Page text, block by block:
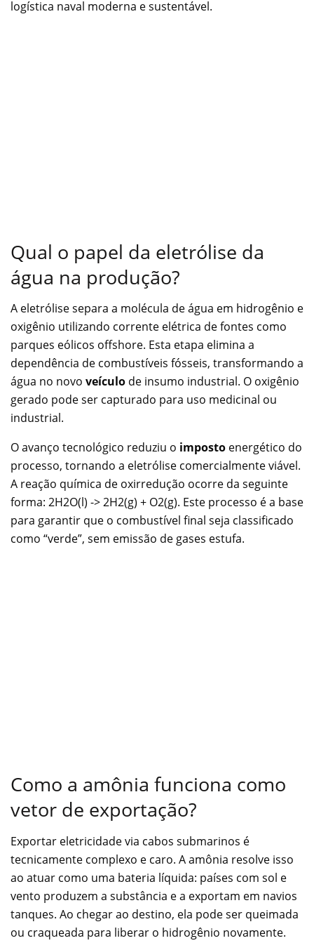
logística naval moderna e sustentável.
Qual o papel da eletrólise da
água na produção?
A eletrólise separa a molécula de água em hidrogênio e
oxigênio utilizando corrente elétrica de fontes como
parques eólicos offshore. Esta etapa elimina a
dependência de combustíveis fósseis, transformando a
água no novo veículo de insumo industrial. O oxigênio
gerado pode ser capturado para uso medicinal ou
industrial.
O avanço tecnológico reduziu o imposto energético do
processo, tornando a eletrólise comercialmente viável.
A reação química de oxirredução ocorre da seguinte
forma: 2H2O(l) -> 2H2(g) + O2(g). Este processo é a base
para garantir que o combustível final seja classificado
como “verde”, sem emissão de gases estufa.
Como a amônia funciona como
vetor de exportação?
Exportar eletricidade via cabos submarinos é
tecnicamente complexo e caro. A amônia resolve isso
ao atuar como uma bateria líquida: países com sol e
vento produzem a substância e a exportam em navios
tanques. Ao chegar ao destino, ela pode ser queimada
ou craqueada para liberar o hidrogênio novamente.